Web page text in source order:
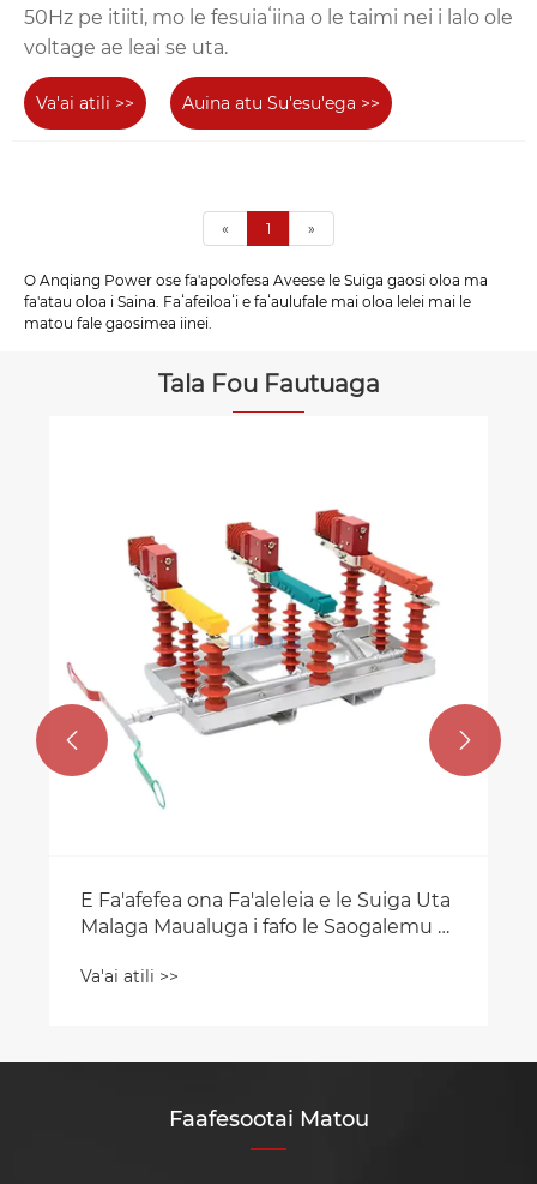
50Hz pe itiiti, mo le fesuiaʻiina o le taimi nei i lalo ole
voltage ae leai se uta.
Va'ai atili >> Auina atu Su'esu'ega >>
« 1 »
O Anqiang Power ose fa'apolofesa Aveese le Suiga gaosi oloa ma
fa'atau oloa i Saina. Faʻafeiloaʻi e faʻaulufale mai oloa lelei mai le
matou fale gaosimea iinei.
Tala Fou Fautuaga
E Fa'afefea ona Fa'aleleia e le Suiga Uta
Malaga Maualuga i fafo le Saogalemu o
Va'ai atili >>
 
Faafesootai Matou